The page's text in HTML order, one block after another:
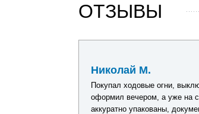
ОТЗЫВЫ
Николай М.
Покупал ходовые огни, выключатель
оформил вечером, а уже на следующий
аккуратно упакованы, документы